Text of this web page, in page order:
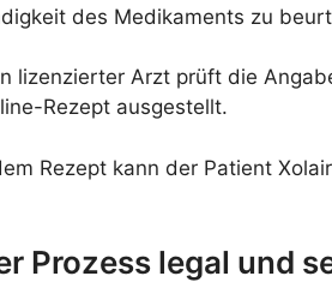
des Medikaments zu
lizenzierter Arzt prüft die
Rezept ausgestellt.
Rezept kann der Patient
Prozess legal und